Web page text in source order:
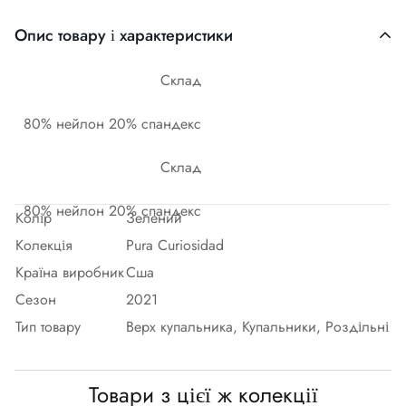
Опис товару і характеристики
Склад
80% нейлон 20% спандекс
Склад
80% нейлон 20% спандекс
Колір
Зелений
Колекція
Pura Curiosidad
Країна виробникСша
Сезон
2021
Тип товару
Верх купальника, Купальники, Роздільні
Товари з цієї ж колекції